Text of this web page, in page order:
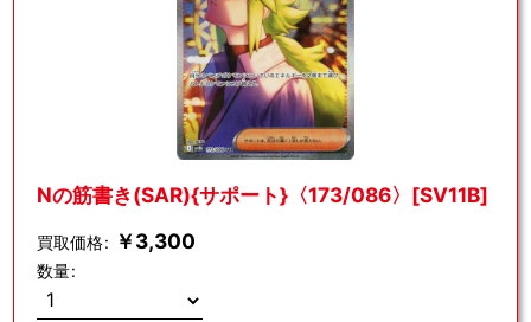
Nの筋書き(SAR){サポート}〈173/086〉[SV11B]
買取価格: ￥3,300
数量: